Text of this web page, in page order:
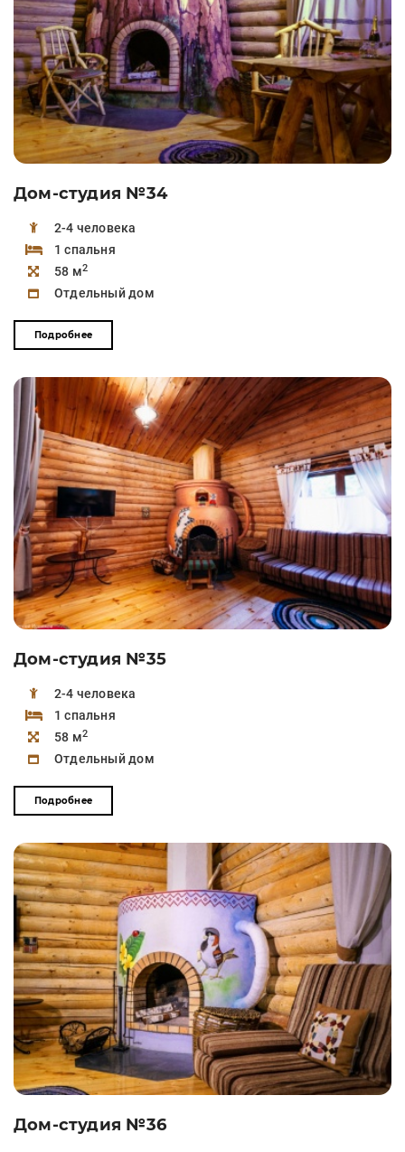
Дом-студия №34
2-4 человека
1 спальня
58 м2
Отдельный дом
Подробнее
Дом-студия №35
2-4 человека
1 спальня
58 м2
Отдельный дом
Подробнее
Дом-студия №36